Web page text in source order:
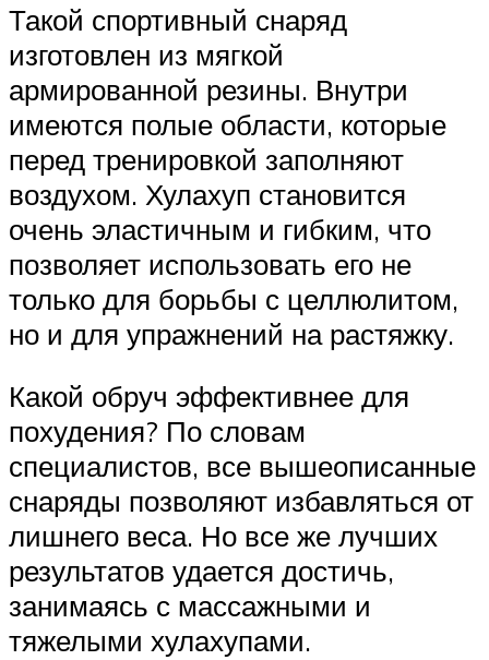
Такой спортивный снаряд
изготовлен из мягкой
армированной резины. Внутри
имеются полые области, которые
перед тренировкой заполняют
воздухом. Хулахуп становится
очень эластичным и гибким, что
позволяет использовать его не
только для борьбы с целлюлитом,
но и для упражнений на растяжку.
Какой обруч эффективнее для
похудения? По словам
специалистов, все вышеописанные
снаряды позволяют избавляться от
лишнего веса. Но все же лучших
результатов удается достичь,
занимаясь с массажными и
тяжелыми хулахупами.